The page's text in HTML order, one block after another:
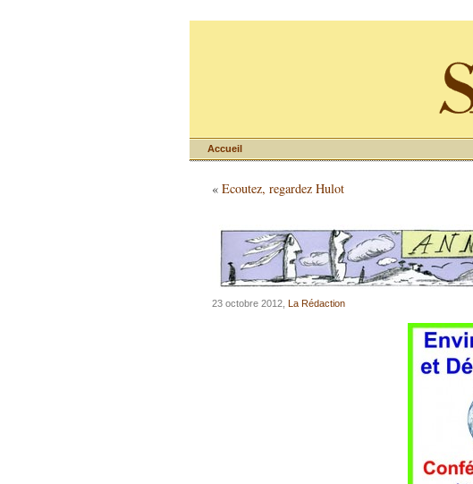
Accueil
« Ecoutez, regardez Hulot
23 octobre 2012, La Rédaction